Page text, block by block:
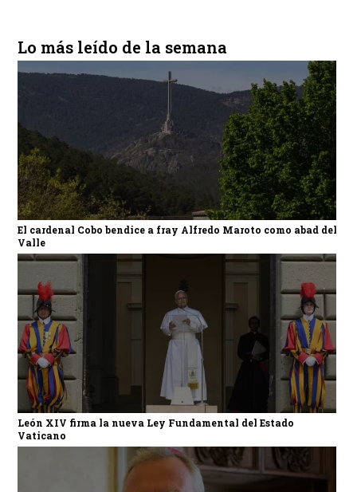
Lo más leído de la semana
El cardenal Cobo bendice a fray Alfredo Maroto como abad del
Valle
León XIV firma la nueva Ley Fundamental del Estado
Vaticano